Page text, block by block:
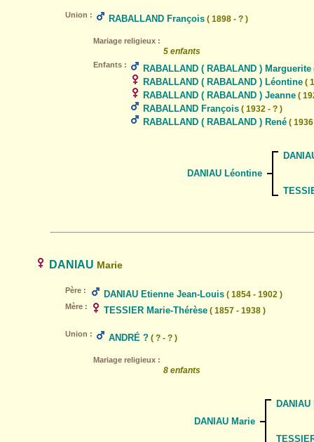
Union : RABALLAND François ( 1898 - ? )
Mariage religieux :
5 enfants
Enfants : RABALLAND ( RABALAND ) Marguerite
RABALLAND ( RABALAND ) Léontine (
RABALLAND ( RABALAND ) Jeanne (
RABALLAND François ( 1932 - ? )
RABALLAND ( RABALAND ) René (
DANIAU Léontine
DANIAU Marie
Père : DANIAU Etienne Jean-Louis ( 1854 - 1902 )
Mère : TESSIER Marie-Thérèse ( 1857 - 1938 )
Union : ANDRÉ ? ( ? - ? )
Mariage religieux :
8 enfants
DANIAU Marie